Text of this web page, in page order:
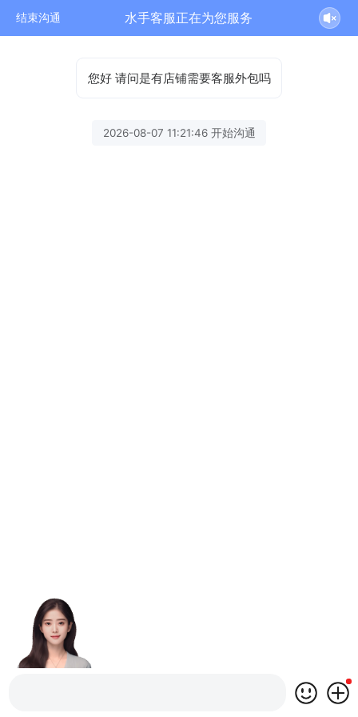
结束沟通 水手客服正在为您服务
您好 请问是有店铺需要客服外包吗
2026-08-07 11:21:46 开始沟通